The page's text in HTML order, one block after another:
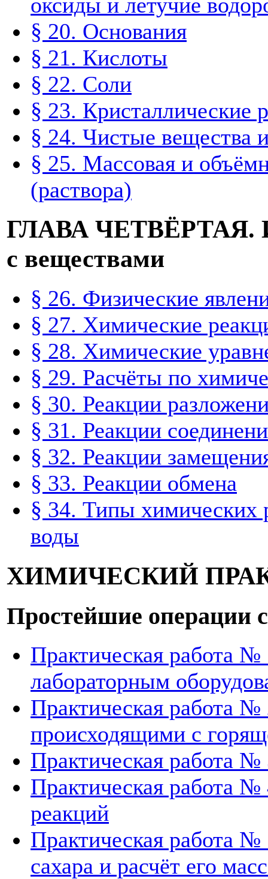
§ 20. Основания
§ 21. Кислоты
§ 22. Соли
§ 23. Кристаллические
§ 24. Чистые вещества
§ 25. Массовая и
(раствора)
ГЛАВА ЧЕТВЁРТАЯ.
с веществами
§ 26. Физические
§ 27. Химические
§ 28. Химические
§ 29. Расчёты по
§ 30. Реакции
§ 31. Реакции
§ 32. Реакции
§ 33. Реакции обмена
§ 34. Типы химических
воды
ХИМИЧЕСКИЙ
Простейшие операции
Практическая работа
лабораторным
Практическая работа
происходящими с
Практическая работа
Практическая работа
реакций
Практическая работа №
сахара и расчёт его